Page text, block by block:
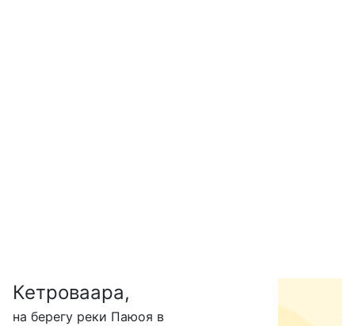
Кетроваара,
на берегу реки Паюоя в